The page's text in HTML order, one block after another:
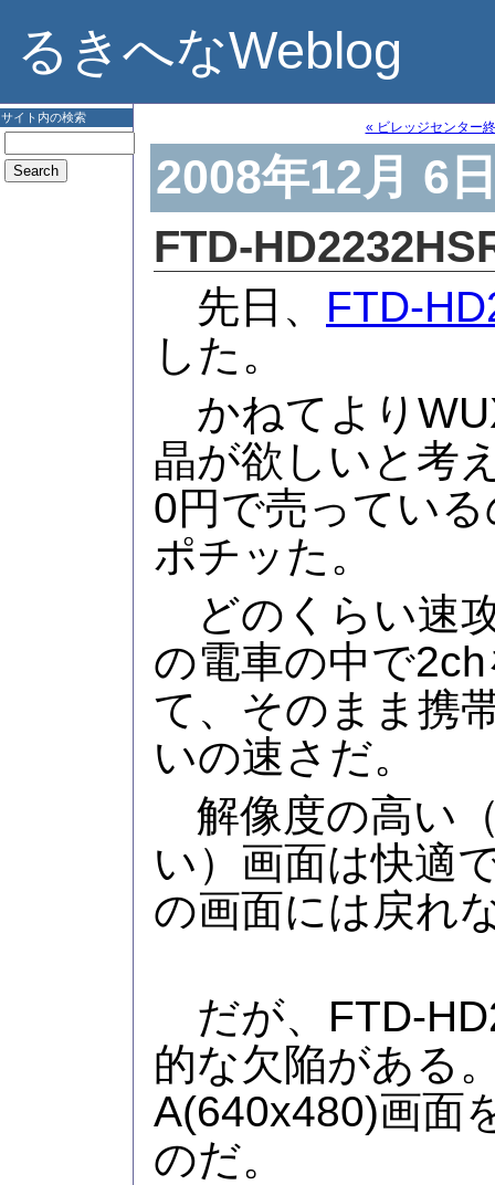
るきへなWeblog
サイト内の検索
« ビレッジセンター
2008年12月 6
FTD-
先日、 FTD-
した。
かねてより
晶が欲しいと考
0円で売ってい
ポチッた。
どのくらい速
の電車の中で
て、そのまま携
いの速さだ。
解像度の高い
い）画面は快適
の画面には戻れ
だが、FTD-
的な欠陥がある
A(640x480)画面
のだ。